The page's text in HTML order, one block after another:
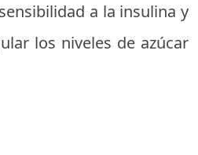
a la insulina y
los niveles de azúcar